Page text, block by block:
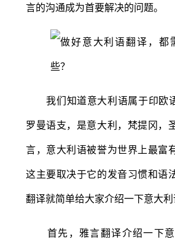
言的沟通成为首要解决的问题。
我们知道意大利语属于印欧
罗曼语支，是意大利，梵提冈，
言，意大利语被誉为世界上最富
这主要取决于它的发音习惯和语
翻译就简单给大家介绍一下意大利
首先，雅言翻译介绍一下意